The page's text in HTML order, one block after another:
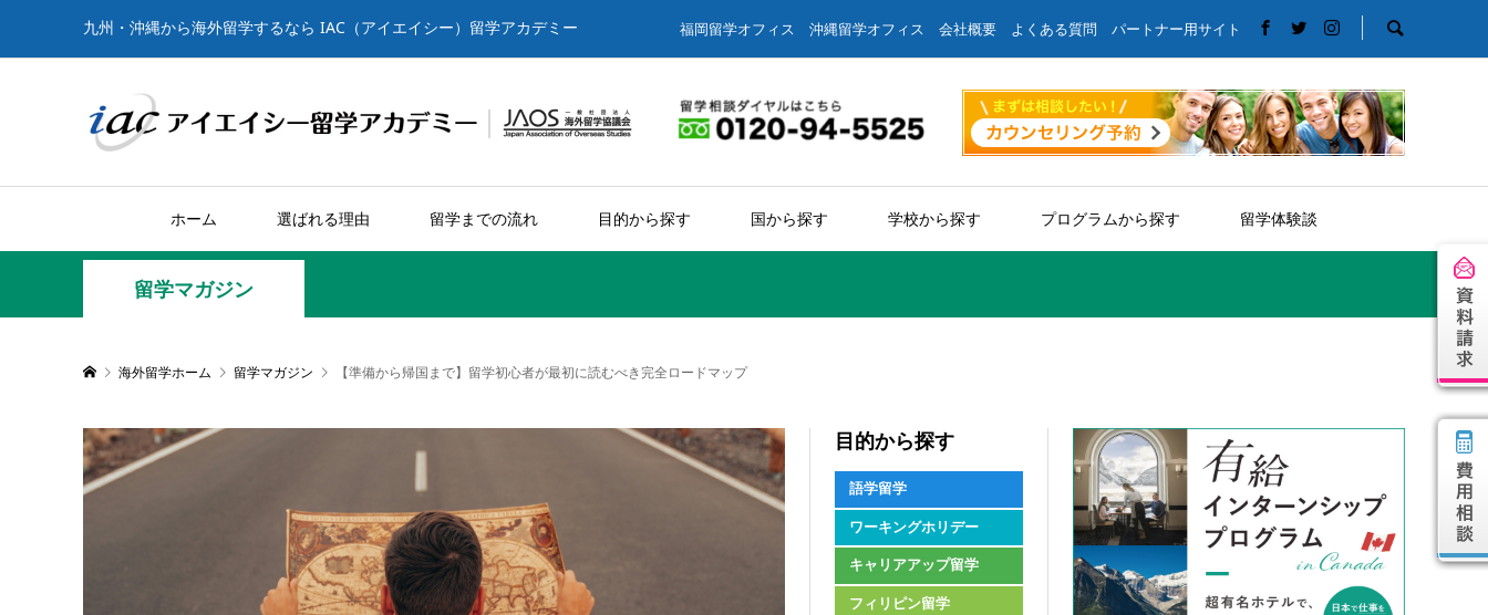
九州・沖縄から海外留学するなら IAC（アイエイシー）留学アカデミー 福岡留学オフィス 沖縄留学オフィス 会社概要 よくある質問 パートナー用サイト
ホーム 選ばれる理由 留学までの流れ 目的から探す 国から探す 学校から探す プログラムから探す 留学体験談
留学マガジン
海外留学ホーム 留学マガジン 【準備から帰国まで】留学初心者が最初に読むべき完全ロードマップ
目的から探す
語学留学
ワーキングホリデー
キャリアアップ留学
フィリピン留学